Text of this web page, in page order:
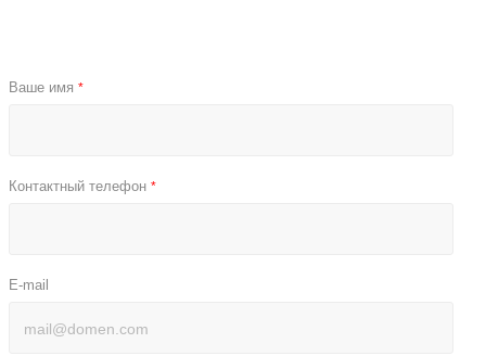
Ваше имя *
Контактный телефон *
E-mail